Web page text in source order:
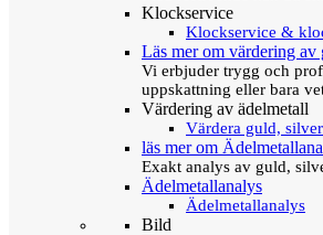
Klockservice
Klockservice &
Läs mer om värdering
Vi erbjuder trygg och
uppskattning eller bara
Värdering av ädelmetall
Värdera guld,
läs mer om
Exakt analys av guld,
Ädelmetallanalys
Ädelmetallanalys
Bild